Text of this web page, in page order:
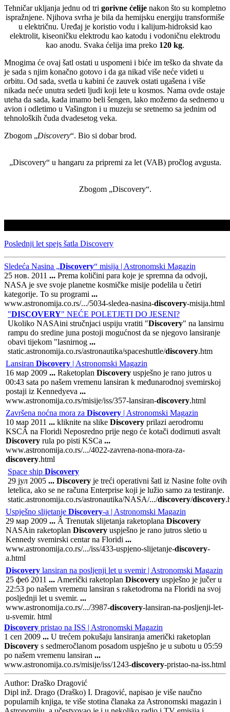
Tehničar ukljanja jednu od tri gorivne ćelije nakon što su kompletno
ispražnjene. Njihova svrha je bila da hemijsku energiju transformiše
u električnu. Uređaj je koristio vodu i kalijum-hidroksid kao
elektrolit, kiseoničku elektrodu kao katodu i vodoničnu elektrodu
kao anodu. Svaka ćelija ima preko 120 kg.
Mnogima će ovaj šatl ostati u uspomeni i biće im teško da shvate da
je sada s njim konačno gotovo i da ga nikad više neće videti u
orbitu. Od sada, svetla u kabini će zauvek ostati ugašena i više
nikada neće unutra sedeti ljudi koji lete u kosmos. Nama ovde ostaje
uteha da sada, kada imamo beli šengen, lako možemo da sednemo u
avion i odletimo u Vašington i u muzeju se sretnemo sa jednim od
tehnoloških čuda dvadesetog veka.
Zbogom „Discovery“. Bio si dobar brod.
„Discovery“ u hangaru za pripremi za let (VAB) pročlog avgusta.
Zbogom „Discovery“.
Poslednji let spejs šatla Discovery
Sledeća Nasina „Discovery“ misija | Astronomski Magazin
25 нов. 2011 ... Prema količini para koje je spremna da odvoji,
NASA je sve svoje planetne kosmičke misije podelila u četiri
kategorije. To su programi ...
www.astronomija.co.rs/.../5034-sledea-nasina-discovery-misija.html
"DISCOVERY" NEĆE POLETJETI DO JESENI?
Ukoliko NASAini stručnjaci uspiju vratiti "Discovery" na lansirnu
rampu do sredine juna postoji mogućnost da se njegovo lansiranje
obavi tijekom "lasnirnog ...
static.astronomija.co.rs/astronautika/spaceshuttle/discovery.htm
Lansiran Discovery | Astronomski Magazin
16 мар 2009 ... Raketoplan Discovery uspješno je rano jutros u
00:43 sata po našem vremenu lansiran k međunarodnoj svemirskoj
postaji iz Kennedyeva ...
www.astronomija.co.rs/misije/iss/357-lansiran-discovery.html
Završena noćna mora za Discovery | Astronomski Magazin
10 мар 2011 ... kliknite na slike Discovery prilazi aerodromu
KSCÂ na Floridi Neposredno prije nego će kotači dodirnuti asvalt
Discovery rula po pisti KSCa ...
www.astronomija.co.rs/.../4022-zavrena-nona-mora-za-
discovery.html
Space ship Discovery
29 јул 2005 ... Discovery je treći operativni šatl iz Nasine folte ovih
letelica, ako se ne računa Enterprise koji je lužio samo za testiranje.
static.astronomija.co.rs/astronautika/NASA/.../discovery/discovery
Uspješno slijetanje Discovery-a | Astronomski Magazin
29 мар 2009 ... Â Trenutak slijetanja raketoplana Discovery
NASAin raketoplan Discovery uspješno je rano jutros sletio u
Kennedy svemirski centar na Floridi ...
www.astronomija.co.rs/.../iss/433-uspjeno-slijetanje-discovery-
a.html
Discovery lansiran na posljenji let u svemir | Astronomski Magazin
25 феб 2011 ... Američki raketoplan Discovery uspješno je jučer u
22:53 po našem vremenu lansiran s raketodroma na Floridi na svoj
posljednji let u svemir. ...
www.astronomija.co.rs/.../3987-discovery-lansiran-na-posljenji-let-
u-svemir. html
Discovery pristao na ISS | Astronomski Magazin
1 сеп 2009 ... U trećem pokušaju lansiranja američki raketoplan
Discovery s sedmeročlanom posadom uspješno je u subotu u 05:59
po našem vremenu lansiran ...
www.astronomija.co.rs/misije/iss/1243-discovery-pristao-na-iss.html
Author: Draško Dragović
Dipl inž. Drago (Draško) I. Dragović, napisao je više naučno
popularnih knjiga, te više stotina članaka za Astronomski magazin i